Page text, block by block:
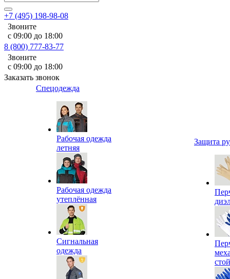
+7 (495) 198-98-08
Звоните
с 09:00 до 18:00
8 (800) 777-83-77
Звоните
с 09:00 до 18:00
Заказать звонок
Спецодежда
Рабочая одежда
летняя
Рабочая одежда
утеплённая
Сигнальная
одежда
Защита